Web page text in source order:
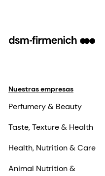
Nuestras empresas
Perfumery & Beauty
Taste, Texture & Health
Health, Nutrition & Care
Animal Nutrition &